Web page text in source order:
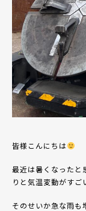
皆様こんにちは
最近は暑くなったと
りと気温変動がすご
そのせいか急な雨も